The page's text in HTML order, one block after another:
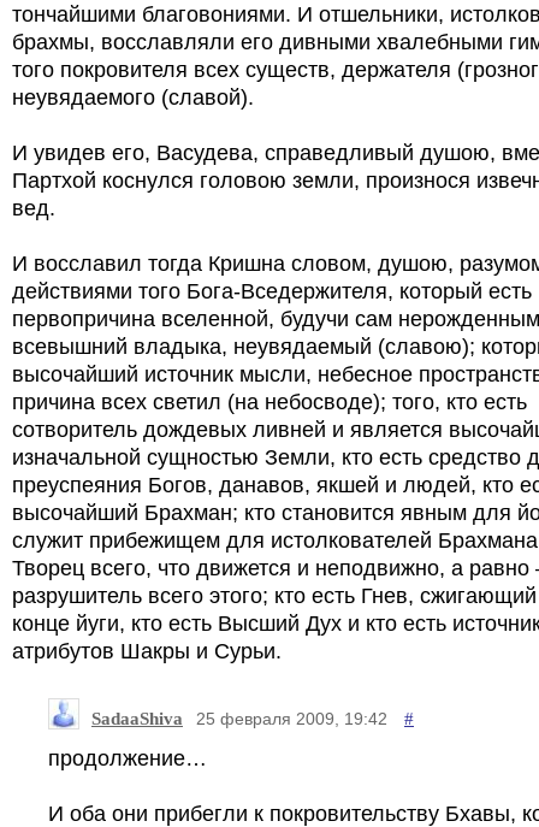
тончайшими благовониями. И отшельники,
брахмы, восславляли его дивными хвалебными
того покровителя всех существ, держателя
неувядаемого (славой).
И увидев его, Васудева, справедливый душою,
Партхой коснулся головою земли, произнося
вед.
И восславил тогда Кришна словом, душою,
действиями того Бога-Вседержителя, который есть
первопричина вселенной, будучи сам
всевышний владыка, неувядаемый (славою);
высочайший источник мысли, небесное
причина всех светил (на небосводе); того, кто есть
сотворитель дождевых ливней и является
изначальной сущностью Земли, кто есть средство
преуспеяния Богов, данавов, якшей и людей, кто
высочайший Брахман; кто становится явным для
служит прибежищем для истолкователей
Творец всего, что движется и неподвижно, а
разрушитель всего этого; кто есть Гнев,
конце йуги, кто есть Высший Дух и кто есть
атрибутов Шакры и Сурьи.
SadaaShiva 25 февраля 2009, 19:42 #
продолжение…
И оба они прибегли к покровительству Бхавы,